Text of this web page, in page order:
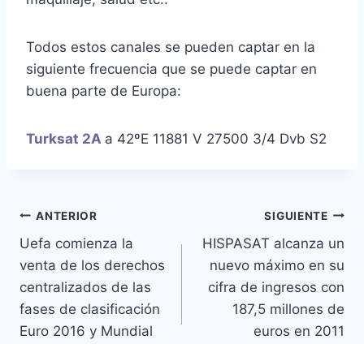
Todos estos canales se pueden captar en la
siguiente frecuencia que se puede captar en
buena parte de Europa:
Turksat 2A a 42ºE 11881 V 27500 3/4 Dvb S2
Navegación
de
entradas
ANTERIOR
Uefa comienza la
venta de los derechos
centralizados de las
fases de clasificación
Euro 2016 y Mundial
SIGUIENTE
HISPASAT alcanza un
nuevo máximo en su
cifra de ingresos con
187,5 millones de
euros en 2011